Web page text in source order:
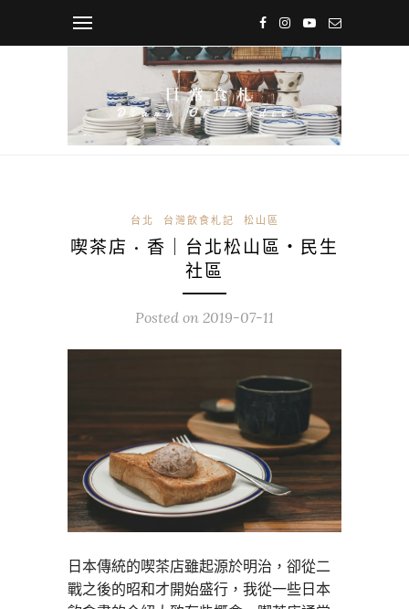
台北 台灣飲食札記 松山區
喫茶店 · 香｜台北松山區・民生
社區
Posted on 2019-07-11
日本傳統的喫茶店雖起源於明治，卻從二
戰之後的昭和才開始盛行，我從一些日本